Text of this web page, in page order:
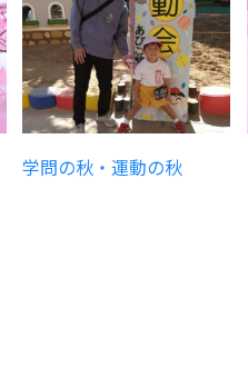
学問の秋・運動の秋